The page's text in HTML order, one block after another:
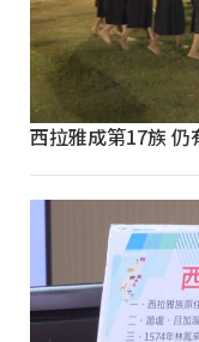
西拉雅成第17族